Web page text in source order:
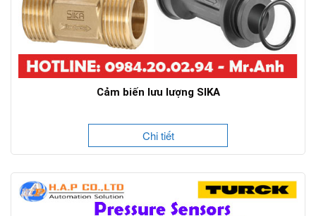
Cảm biến lưu lượng SIKA
Chi tiết